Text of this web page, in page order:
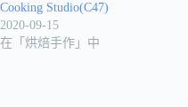
Cooking Studio(C47)
2020-09-15
在「烘焙手作」中